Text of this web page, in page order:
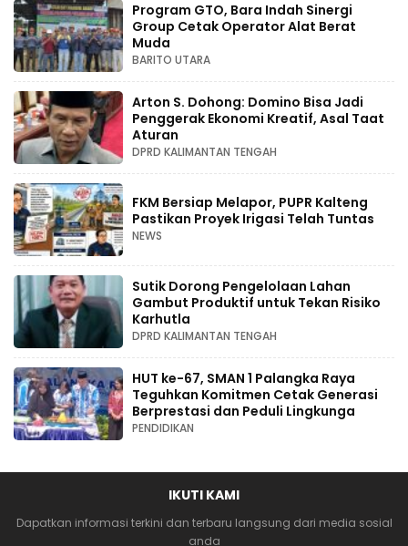
Program GTO, Bara Indah Sinergi
Group Cetak Operator Alat Berat
Muda
BARITO UTARA
Arton S. Dohong: Domino Bisa Jadi
Penggerak Ekonomi Kreatif, Asal Taat
Aturan
DPRD KALIMANTAN TENGAH
FKM Bersiap Melapor, PUPR Kalteng
Pastikan Proyek Irigasi Telah Tuntas
NEWS
Sutik Dorong Pengelolaan Lahan
Gambut Produktif untuk Tekan Risiko
Karhutla
DPRD KALIMANTAN TENGAH
HUT ke-67, SMAN 1 Palangka Raya
Teguhkan Komitmen Cetak Generasi
Berprestasi dan Peduli Lingkunga
PENDIDIKAN
IKUTI KAMI
Dapatkan informasi terkini dan terbaru langsung dari media sosial
anda